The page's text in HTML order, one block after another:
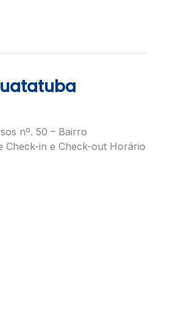
nº. 50 – Bairro
Check-in e Check-out Horário